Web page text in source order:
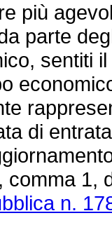
più
parte
sentiti
di
comma 1,
n.